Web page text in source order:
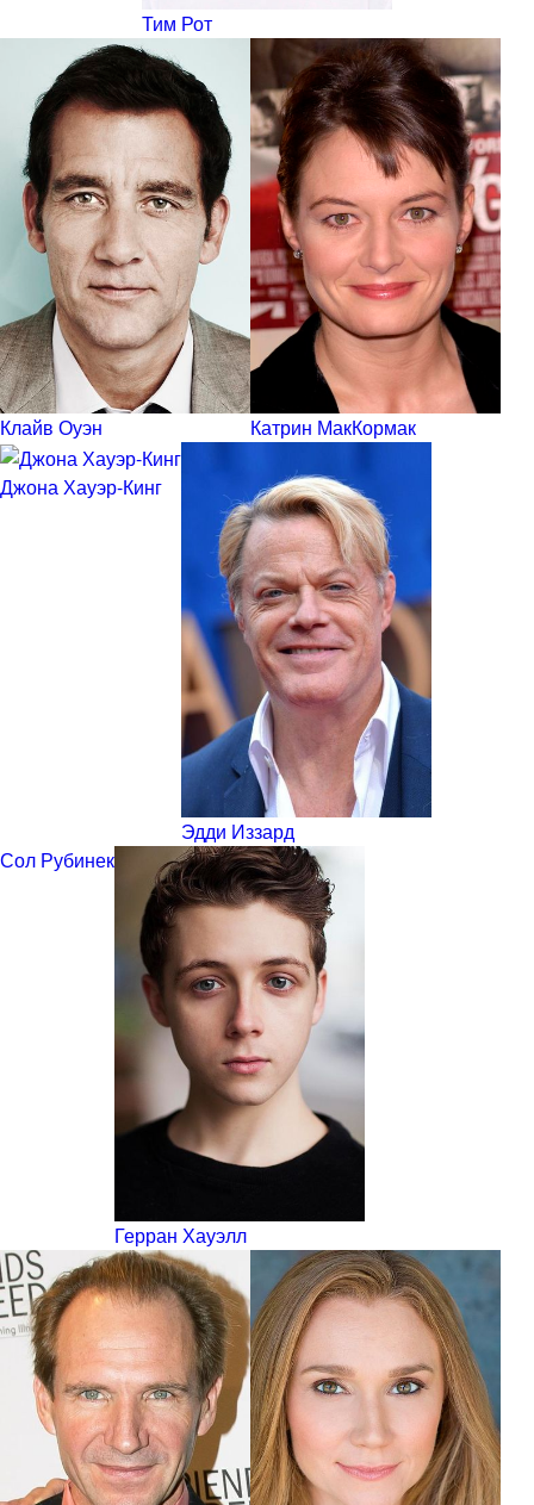
Тим Рот
Клайв Оуэн Катрин МакКормак
Джона Хауэр-Кинг
Эдди Иззард
Сол Рубинек
Герран Хауэлл